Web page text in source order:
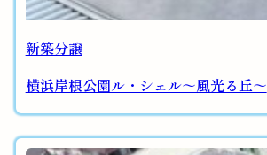
新築分譲
横浜岸根公園ル・シェル～風光る丘～